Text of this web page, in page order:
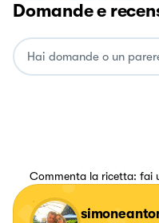
Domande e
Commenta la ricetta: fai